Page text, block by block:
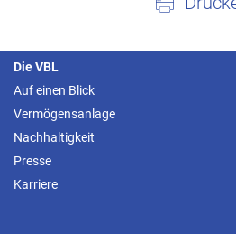
Die VBL
Auf einen Blick
Vermögensanlage
Nachhaltigkeit
Presse
Karriere